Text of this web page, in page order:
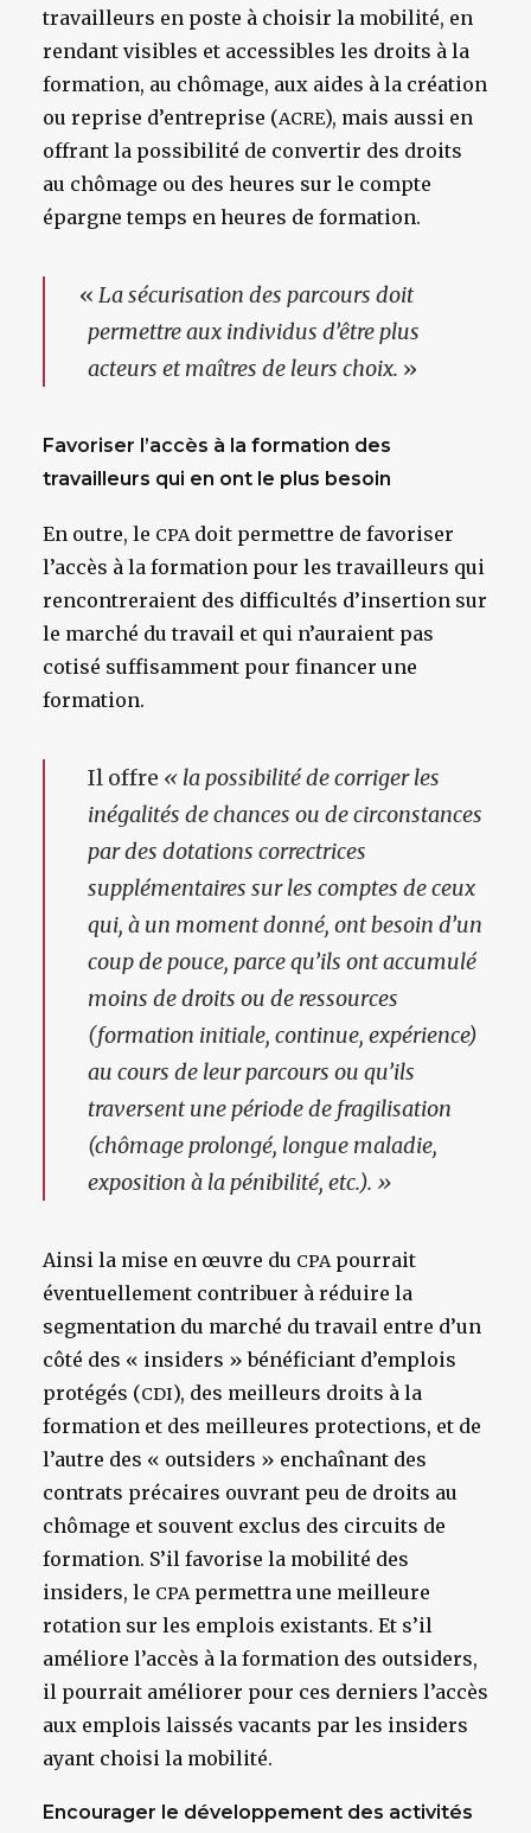
travailleurs en poste à choisir la mobilité, en
rendant visibles et accessibles les droits à la
formation, au chômage, aux aides à la création
ou reprise d’entreprise (ACRE), mais aussi en
offrant la possibilité de convertir des droits
au chômage ou des heures sur le compte
épargne temps en heures de formation.
« La sécurisation des parcours doit
permettre aux individus d’être plus
acteurs et maîtres de leurs choix. »
Favoriser l’accès à la formation des
travailleurs qui en ont le plus besoin
En outre, le CPAdoit permettre de favoriser
l’accès à la formation pour les travailleurs qui
rencontreraient des difficultés d’insertion sur
le marché du travail et qui n’auraient pas
cotisé suffisamment pour financer une
formation.
Il offre « la possibilité de corriger les
inégalités de chances ou de circonstances
par des dotations correctrices
supplémentaires sur les comptes de ceux
qui, à un moment donné, ont besoin d’un
coup de pouce, parce qu’ils ont accumulé
moins de droits ou de ressources
(formation initiale, continue, expérience)
au cours de leur parcours ou qu’ils
traversent une période de fragilisation
(chômage prolongé, longue maladie,
exposition à la pénibilité, etc.). »
Ainsi la mise en œuvre du CPApourrait
éventuellement contribuer à réduire la
segmentation du marché du travail entre d’un
côté des « insiders » bénéficiant d’emplois
protégés (CDI), des meilleurs droits à la
formation et des meilleures protections, et de
l’autre des « outsiders » enchaînant des
contrats précaires ouvrant peu de droits au
chômage et souvent exclus des circuits de
formation. S’il favorise la mobilité des
insiders, le CPApermettra une meilleure
rotation sur les emplois existants. Et s’il
améliore l’accès à la formation des outsiders,
il pourrait améliorer pour ces derniers l’accès
aux emplois laissés vacants par les insiders
ayant choisi la mobilité.
Encourager le développement des activités